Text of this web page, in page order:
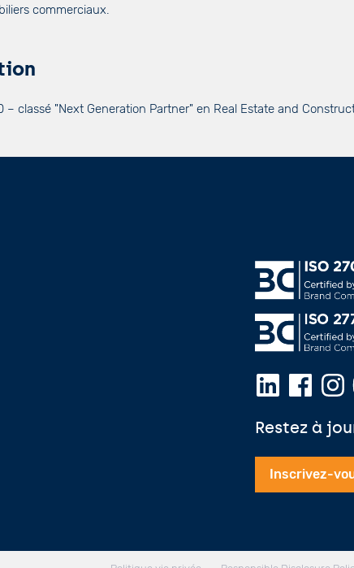
commerciaux.
– classé "Next Generation Partner" en Real Estate and
Restez à
Inscrivez-